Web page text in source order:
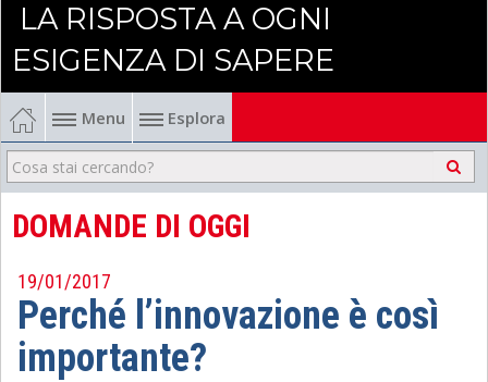
LA RISPOSTA A OGNI
ESIGENZA DI SAPERE
Menu Esplora
Economia
Management
Politica
Sociologia
DOMANDE DI OGGI
19/01/2017
Perché l’innovazione è così
importante?